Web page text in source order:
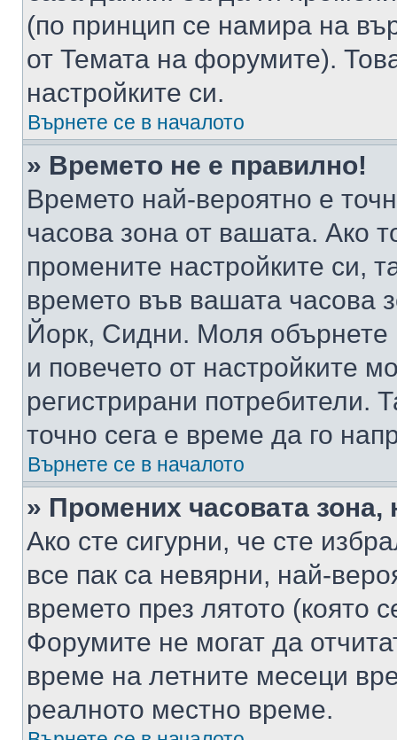
(по принцип се намира на
от Темата на форумите).
настройките си.
Върнете се в началото
» Времето не е правилно!
Времето най-вероятно е
часова зона от вашата. Ако
промените настройките си,
времето във вашата
Йорк, Сидни. Моля обърнете
и повечето от настройките
регистрирани потребители.
точно сега е време да го
Върнете се в началото
» Промених часовата
Ако сте сигурни, че сте
все пак са невярни, най-
времето през лятото (която
Форумите не могат да
време на летните месеци
реалното местно време.